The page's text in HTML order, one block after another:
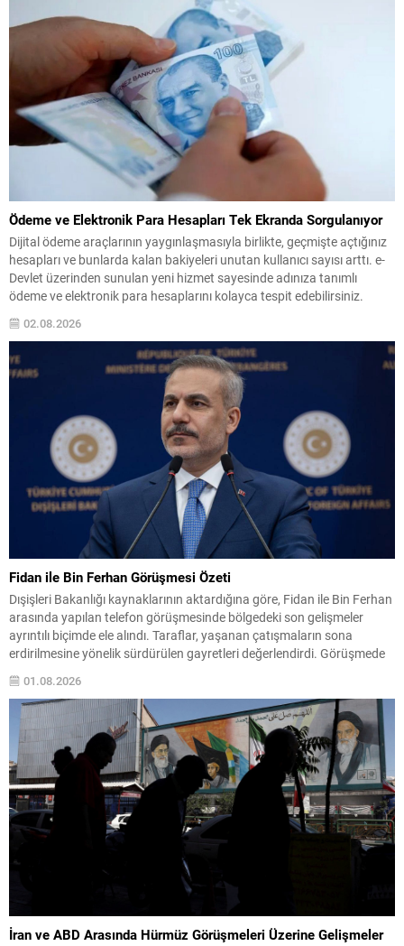
Ödeme ve Elektronik Para Hesapları Tek Ekranda Sorgulanıyor
Dijital ödeme araçlarının yaygınlaşmasıyla birlikte, geçmişte açtığınız
hesapları ve bunlarda kalan bakiyeleri unutan kullanıcı sayısı arttı. e-
Devlet üzerinden sunulan yeni hizmet sayesinde adınıza tanımlı
ödeme ve elektronik para hesaplarını kolayca tespit edebilirsiniz.
Sistem, farklı uygulamalarda yer alan bakiye ve hesap durumlarını tek
bir listede gösterir; böylece tek tek uygulamalara giriş...
02.08.2026
Fidan ile Bin Ferhan Görüşmesi Özeti
Dışişleri Bakanlığı kaynaklarının aktardığına göre, Fidan ile Bin Ferhan
arasında yapılan telefon görüşmesinde bölgedeki son gelişmeler
ayrıntılı biçimde ele alındı. Taraflar, yaşanan çatışmaların sona
erdirilmesine yönelik sürdürülen gayretleri değerlendirdi. Görüşmede
çatışmaların durdurulması ve insani durumun iyileştirilmesine yönelik
atılabilecek adımlar üzerinde duruldu. Diplomatik kanalların etkin
biçimde kullanılması ve gerekli koordinasyonun sağlanması...
01.08.2026
İran ve ABD Arasında Hürmüz Görüşmeleri Üzerine Gelişmeler